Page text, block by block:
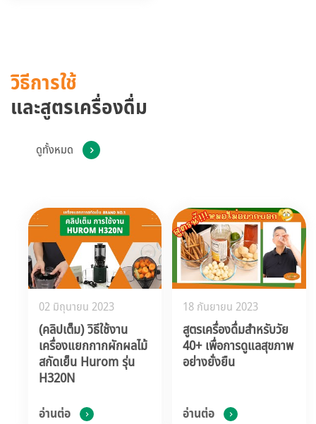
วิธีการใช้
และสูตรเครื่องดื่ม
ดูทั้งหมด
02 มิถุนายน 2023
(คลิปเต็ม) วิธีใช้งาน
เครื่องแยกกากผักผลไม้
สกัดเย็น Hurom รุ่น
H320N
อ่านต่อ
18 กันยายน 2023
สูตรเครื่องดื่มสำหรับวัย
40+ เพื่อการดูแลสุขภาพ
อย่างยั่งยืน
อ่านต่อ